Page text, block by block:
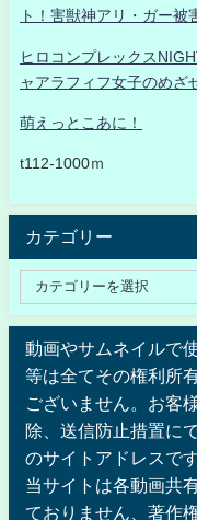
ト！害獣神アリ・ガー
ヒロコンプレックス
ャアラフィフ女子のめざ
萌えっとこあに！
t112-1000ｍ
カテゴリー
動画やサムネイルで
等は全てその権利所
ございません。お客
除、送信防止措置に
のサイトアドレスで
当サイトは各動画共
ておりません、著作